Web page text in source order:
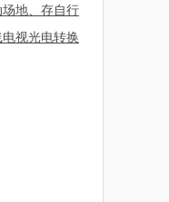
地、存自行
视光电转换